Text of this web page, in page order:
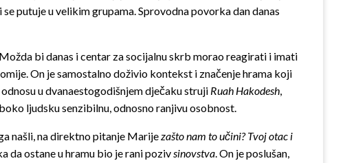
putuje u velikim grupama. Sprovodna povorka dan danas
bi danas i centar za socijalnu skrb morao reagirati i imati
On je samostalno doživio kontekst i značenje hrama koji
u dvanaestogodišnjem dječaku struji Ruah Hakodesh,
ljudsku senzibilnu, odnosno ranjivu osobnost.
našli, na direktno pitanje Marijezašto nam to učini? Tvoj otac i
da ostane u hramu bio je rani pozivsinovstva. On je poslušan,